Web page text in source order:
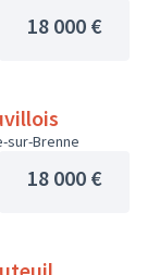
18 000 €
sur-Brenne
18 000 €